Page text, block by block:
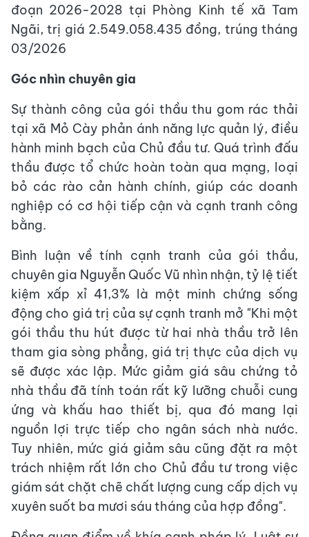
đoạn 2026-2028 tại Phòng Kinh tế xã Tam
Ngãi, trị giá 2.549.058.435 đồng, trúng tháng
03/2026
Góc nhìn chuyên gia
Sự thành công của gói thầu thu gom rác thải
tại xã Mỏ Cày phản ánh năng lực quản lý, điều
hành minh bạch của Chủ đầu tư. Quá trình đấu
thầu được tổ chức hoàn toàn qua mạng, loại
bỏ các rào cản hành chính, giúp các doanh
nghiệp có cơ hội tiếp cận và cạnh tranh công
bằng.
Bình luận về tính cạnh tranh của gói thầu,
chuyên gia Nguyễn Quốc Vũ nhìn nhận, tỷ lệ tiết
kiệm xấp xỉ 41,3% là một minh chứng sống
động cho giá trị của sự cạnh tranh mở "Khi một
gói thầu thu hút được từ hai nhà thầu trở lên
tham gia sòng phẳng, giá trị thực của dịch vụ
sẽ được xác lập. Mức giảm giá sâu chứng tỏ
nhà thầu đã tính toán rất kỹ lưỡng chuỗi cung
ứng và khấu hao thiết bị, qua đó mang lại
nguồn lợi trực tiếp cho ngân sách nhà nước.
Tuy nhiên, mức giá giảm sâu cũng đặt ra một
trách nhiệm rất lớn cho Chủ đầu tư trong việc
giám sát chặt chẽ chất lượng cung cấp dịch vụ
xuyên suốt ba mươi sáu tháng của hợp đồng".